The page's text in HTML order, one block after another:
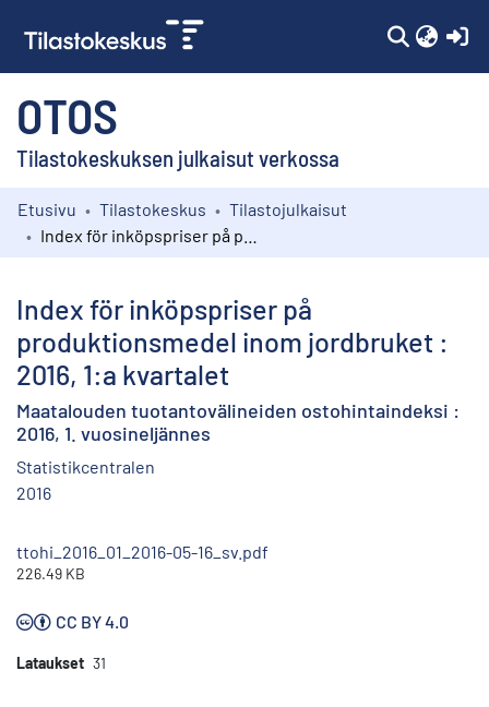
OTOS
Tilastokeskuksen julkaisut verkossa
Kokoelmat
Etusivu Tilastokeskus
Tilastojulkaisut
Index för inköpspriser på
produktionsmedel inom jordbruket :
2016, 1:a kvartalet
Maatalouden tuotantovälineiden ostohintaindeksi :
2016, 1. vuosineljännes
Statistikcentralen
2016
ttohi_2016_01_2016-05-16_sv.pdf
226.49 KB
CC BY 4.0
Lataukset 31